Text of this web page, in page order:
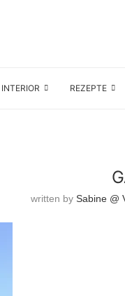
INTERIOR REZEPTE
written bySabine @